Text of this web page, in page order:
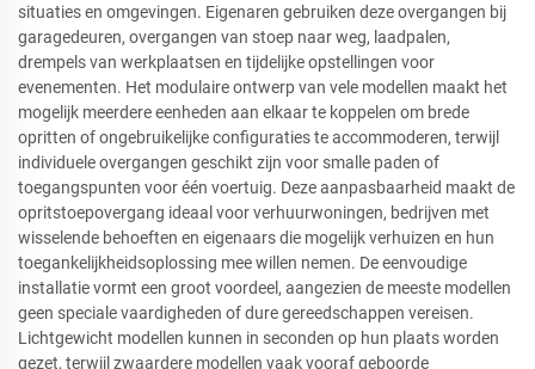
situaties en omgevingen. Eigenaren gebruiken deze overgangen bij
garagedeuren, overgangen van stoep naar weg, laadpalen,
drempels van werkplaatsen en tijdelijke opstellingen voor
evenementen. Het modulaire ontwerp van vele modellen maakt het
mogelijk meerdere eenheden aan elkaar te koppelen om brede
opritten of ongebruikelijke configuraties te accommoderen, terwijl
individuele overgangen geschikt zijn voor smalle paden of
toegangspunten voor één voertuig. Deze aanpasbaarheid maakt de
opritstoepovergang ideaal voor verhuurwoningen, bedrijven met
wisselende behoeften en eigenaars die mogelijk verhuizen en hun
toegankelijkheidsoplossing mee willen nemen. De eenvoudige
installatie vormt een groot voordeel, aangezien de meeste modellen
geen speciale vaardigheden of dure gereedschappen vereisen.
Lichtgewicht modellen kunnen in seconden op hun plaats worden
gezet, terwijl zwaardere modellen vaak vooraf geboorde